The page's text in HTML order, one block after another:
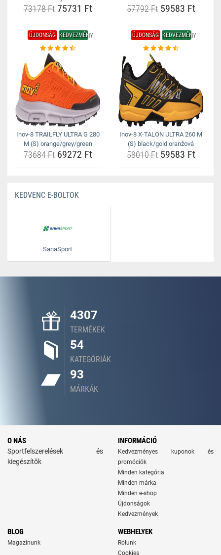
73178 Ft75731 Ft 57792 Ft59583 Ft
ÚJDONSÁG KEDVEZMÉNY
Inov-8 TRAILFLY ULTRA G 280
M (S) orange/grey/green
73684 Ft69272 Ft
ÚJDONSÁG KEDVEZMÉNY
Inov-8 X-TALON ULTRA 260 M
(S) black/gold oranžová
58010 Ft59583 Ft
KEDVENC E-BOLTOK
SanaSport
4307
TERMÉKEK
54
KATEGÓRIÁK
93
MÁRKÁK
O NÁS
Sportfelszerelések és
kiegészítők
INFORMÁCIÓ
Kedvezményes kuponok és
promóciók
Minden kategória
Minden márka
Minden e-shop
Újdonságok
Kedvezmények
BLOG
Magazinunk
WEBHELYEK
Rólunk
Cookies